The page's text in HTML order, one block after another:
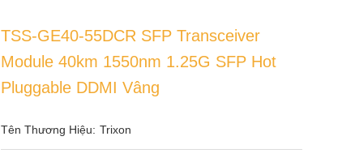
TSS-GE40-55DCR SFP Transceiver
Module 40km 1550nm 1.25G SFP Hot
Pluggable DDMI Vâng
Tên Thương Hiệu: Trixon